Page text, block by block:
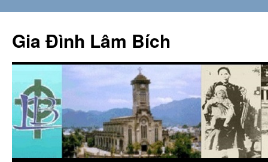
content
Gia Đình Lâm Bích